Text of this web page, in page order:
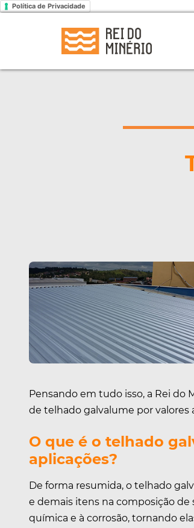
Política de Privacidade
Pensando em tudo isso, a Rei do
de telhado galvalume por valores
O que é o telhado
aplicações?
De forma resumida, o telhado
e demais itens na composição
química e à corrosão, tornando